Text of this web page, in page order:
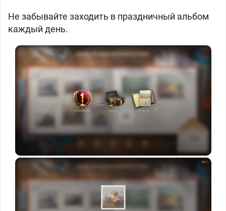
Не забывайте заходить в праздничный альбом
каждый день.